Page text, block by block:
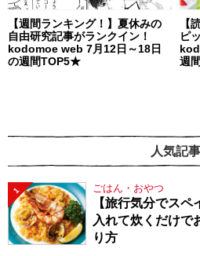
【週間ランキング！】夏休みの
自由研究記事がランクイン！
kodomoe web 7月12日～18日
の週間TOP5★
【
ピ
週
人気記事
1 ごはん・おやつ
【旅行気分でス
入れて炊くだけで
り方